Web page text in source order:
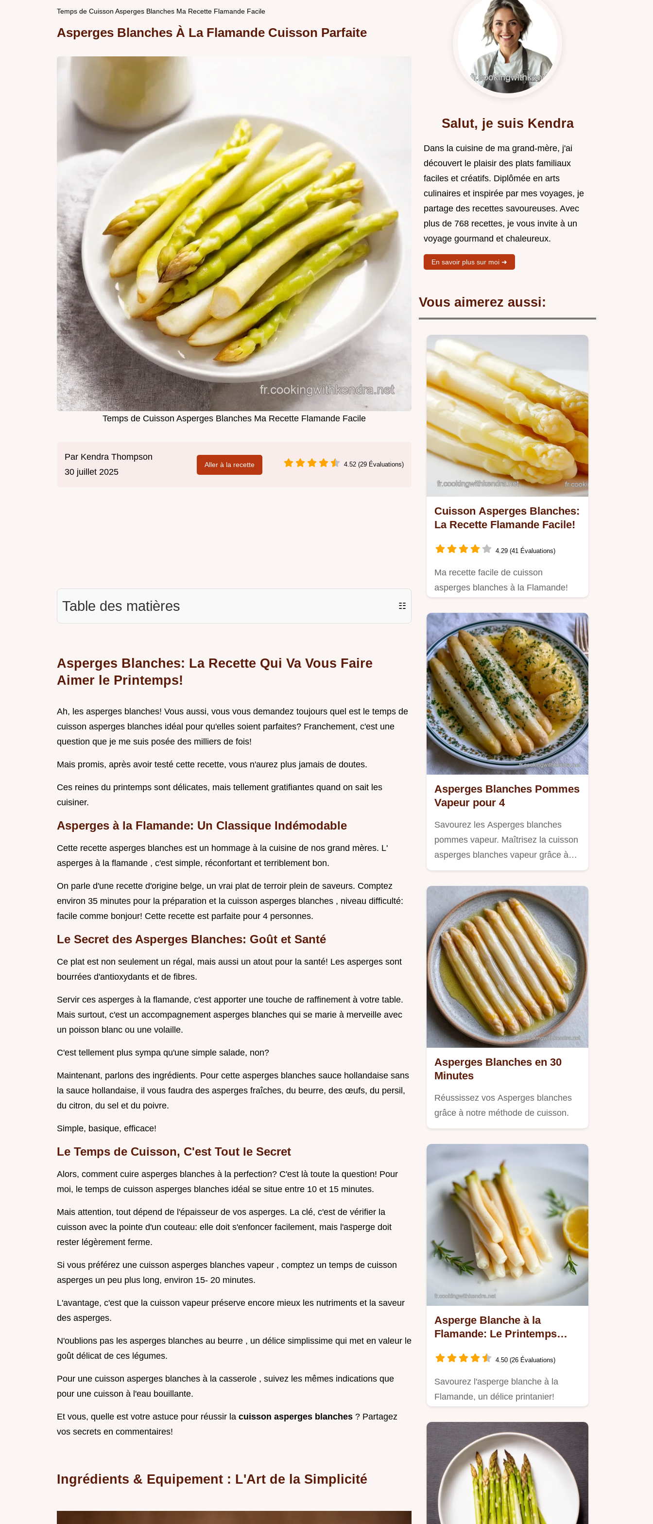
Temps de Cuisson Asperges Blanches Ma Recette Flamande Facile
Asperges Blanches À La Flamande Cuisson Parfaite
Temps de Cuisson Asperges Blanches Ma Recette Flamande Facile
Par Kendra Thompson
30 juillet 2025
Aller à la recette 4.52 (29 Évaluations)
Table des matières ☷
Asperges Blanches: La Recette Qui Va Vous Faire
Aimer le Printemps!
Ah, les asperges blanches! Vous aussi, vous vous demandez toujours quel est le temps de
cuisson asperges blanches idéal pour qu'elles soient parfaites? Franchement, c'est une
question que je me suis posée des milliers de fois!
Mais promis, après avoir testé cette recette, vous n'aurez plus jamais de doutes.
Ces reines du printemps sont délicates, mais tellement gratifiantes quand on sait les
cuisiner.
Asperges à la Flamande: Un Classique Indémodable
Cette recette asperges blanches est un hommage à la cuisine de nos grand mères. L'
asperges à la flamande , c'est simple, réconfortant et terriblement bon.
On parle d'une recette d'origine belge, un vrai plat de terroir plein de saveurs. Comptez
environ 35 minutes pour la préparation et la cuisson asperges blanches , niveau difficulté:
facile comme bonjour! Cette recette est parfaite pour 4 personnes.
Le Secret des Asperges Blanches: Goût et Santé
Ce plat est non seulement un régal, mais aussi un atout pour la santé! Les asperges sont
bourrées d'antioxydants et de fibres.
Servir ces asperges à la flamande, c'est apporter une touche de raffinement à votre table.
Mais surtout, c'est un accompagnement asperges blanches qui se marie à merveille avec
un poisson blanc ou une volaille.
C'est tellement plus sympa qu'une simple salade, non?
Maintenant, parlons des ingrédients. Pour cette asperges blanches sauce hollandaise sans
la sauce hollandaise, il vous faudra des asperges fraîches, du beurre, des œufs, du persil,
du citron, du sel et du poivre.
Simple, basique, efficace!
Le Temps de Cuisson, C'est Tout le Secret
Alors, comment cuire asperges blanches à la perfection? C'est là toute la question! Pour
moi, le temps de cuisson asperges blanches idéal se situe entre 10 et 15 minutes.
Mais attention, tout dépend de l'épaisseur de vos asperges. La clé, c'est de vérifier la
cuisson avec la pointe d'un couteau: elle doit s'enfoncer facilement, mais l'asperge doit
rester légèrement ferme.
Si vous préférez une cuisson asperges blanches vapeur , comptez un temps de cuisson
asperges un peu plus long, environ 15- 20 minutes.
L'avantage, c'est que la cuisson vapeur préserve encore mieux les nutriments et la saveur
des asperges.
N'oublions pas les asperges blanches au beurre , un délice simplissime qui met en valeur le
goût délicat de ces légumes.
Pour une cuisson asperges blanches à la casserole , suivez les mêmes indications que
pour une cuisson à l'eau bouillante.
Et vous, quelle est votre astuce pour réussir la cuisson asperges blanches ? Partagez
vos secrets en commentaires!
Ingrédients & Equipement : L'Art de la Simplicité
Salut, je suis Kendra
Dans la cuisine de ma grand-mère, j'ai
découvert le plaisir des plats familiaux
faciles et créatifs. Diplômée en arts
culinaires et inspirée par mes voyages, je
partage des recettes savoureuses. Avec
plus de 768 recettes, je vous invite à un
voyage gourmand et chaleureux.
En savoir plus sur moi ➜
Vous aimerez aussi:
Cuisson Asperges Blanches:
La Recette Flamande Facile!
4.29 (41 Évaluations)
Ma recette facile de cuisson
asperges blanches à la Flamande!
Asperges Blanches Pommes
Vapeur pour 4
Savourez les Asperges blanches
pommes vapeur. Maîtrisez la cuisson
asperges blanches vapeur grâce à…
Asperges Blanches en 30
Minutes
Réussissez vos Asperges blanches
grâce à notre méthode de cuisson.
Asperge Blanche à la
Flamande: Le Printemps
4.50 (26 Évaluations)
Savourez l'asperge blanche à la
Flamande, un délice printanier!